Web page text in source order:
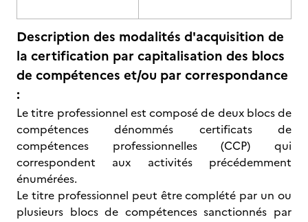
Description des modalités d'acquisition de
la certification par capitalisation des blocs
de compétences et/ou par correspondance
:
Le titre professionnel est composé de deux blocs de
compétences dénommés certificats de
compétences professionnelles (CCP) qui
correspondent aux activités précédemment
énumérées.
Le titre professionnel peut être complété par un ou
plusieurs blocs de compétences sanctionnés par